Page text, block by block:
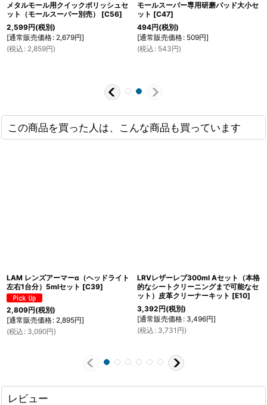
メタルモール用クイックポリッシュセ
ット（モールスーパー別売）
[C56]
2,599円(税別)
[通常販売価格: 2,679円]
(税込 : 2,859円)
モールスーパー専用研磨パッド大小セ
ット [C47]
494円(税別)
[通常販売価格: 509円]
(税込 : 543円)
この商品を買った人は、こんな商品も買っています
LAM レンズアーマーα（ヘッドライト
左右1台分）5mlセット [C39]
2,809円(税別)
[通常販売価格: 2,895円]
(税込 : 3,090円)
LRVレザーレブ300ml Aセット（本格
的なシートクリーニングまで可能なセ
ット）皮革クリーナーキット [E10]
3,392円(税別)
[通常販売価格: 3,496円]
(税込 : 3,731 円)
レビュー